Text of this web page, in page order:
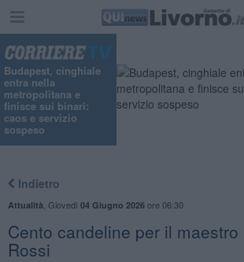
Budapest, cinghiale
entra nella
metropolitana e
finisce sui binari:
caos e servizio
sospeso
Indietro
Attualità Giovedì 04 Giugno 2026ore 06:30
Cento candeline per il maestro
Rossi